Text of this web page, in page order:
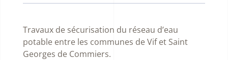
Travaux de sécurisation du réseau d’eau
potable entre les communes de Vif et Saint
Georges de Commiers.